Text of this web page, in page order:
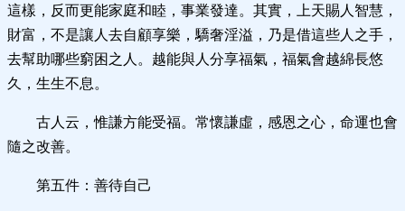
這樣，反而更能家庭和睦，事業發達。其實，上天賜人智慧，
財富，不是讓人去自顧享樂，驕奢淫溢，乃是借這些人之手，
去幫助哪些窮困之人。越能與人分享福氣，福氣會越綿長悠
久，生生不息。
古人云，惟謙方能受福。常懷謙虛，感恩之心，命運也會
隨之改善。
第五件：善待自己